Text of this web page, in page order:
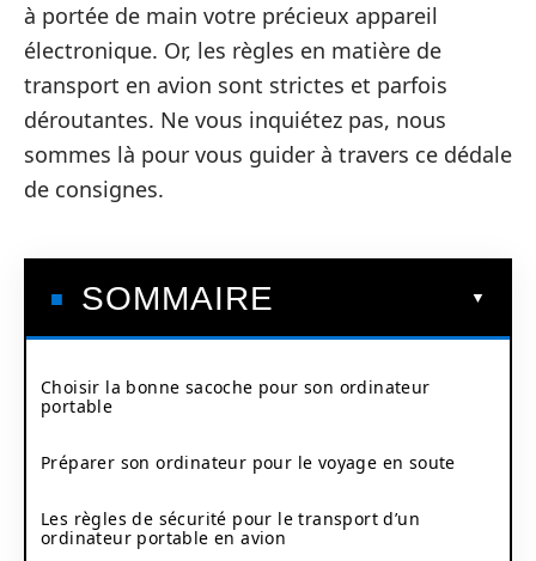
à portée de main votre précieux appareil
électronique. Or, les règles en matière de
transport en avion sont strictes et parfois
déroutantes. Ne vous inquiétez pas, nous
sommes là pour vous guider à travers ce dédale
de consignes.
SOMMAIRE
Choisir la bonne sacoche pour son ordinateur
portable
Préparer son ordinateur pour le voyage en soute
Les règles de sécurité pour le transport d’un
ordinateur portable en avion